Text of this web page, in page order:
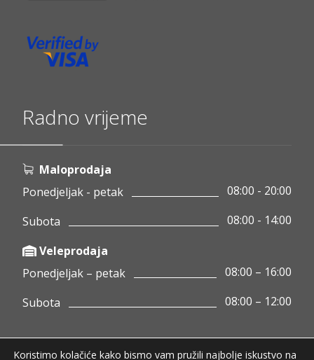
Radno vrijeme
Maloprodaja
Ponedjeljak - petak
08:00 - 20:00
Subota
08:00 - 14:00
Veleprodaja
Ponedjeljak – petak
08:00 – 16:00
Subota
08:00 – 12:00
Koristimo kolačiće kako bismo vam pružili najbolje iskustvo na